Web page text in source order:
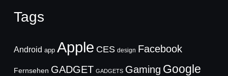
Tags
Android app Apple CES design Facebook
Fernsehen GADGET GADGETS Gaming Google